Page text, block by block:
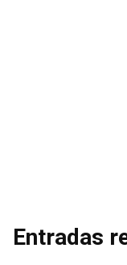
Entradas